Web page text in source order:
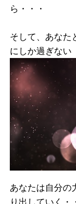
ら・・・
そして、あなた
にしか過ぎない
あなたは自分の
り出していく・